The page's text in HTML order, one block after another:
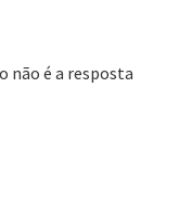
não é a resposta